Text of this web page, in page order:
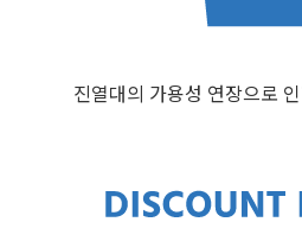
진열대의 가용성 연장으로